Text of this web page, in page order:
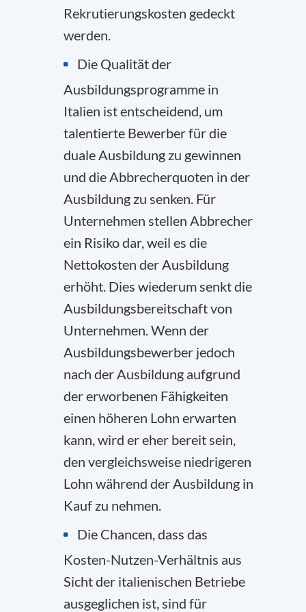
Rekrutierungskosten gedeckt
werden.
Die Qualität der
Ausbildungsprogramme in
Italien ist entscheidend, um
talentierte Bewerber für die
duale Ausbildung zu gewinnen
und die Abbrecherquoten in der
Ausbildung zu senken. Für
Unternehmen stellen Abbrecher
ein Risiko dar, weil es die
Nettokosten der Ausbildung
erhöht. Dies wiederum senkt die
Ausbildungsbereitschaft von
Unternehmen. Wenn der
Ausbildungsbewerber jedoch
nach der Ausbildung aufgrund
der erworbenen Fähigkeiten
einen höheren Lohn erwarten
kann, wird er eher bereit sein,
den vergleichsweise niedrigeren
Lohn während der Ausbildung in
Kauf zu nehmen.
Die Chancen, dass das
Kosten-Nutzen-Verhältnis aus
Sicht der italienischen Betriebe
ausgeglichen ist, sind für